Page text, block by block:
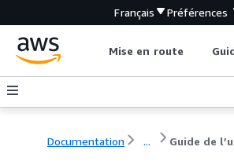
Français Préférences
Mise en route
Documentation ... Guide de